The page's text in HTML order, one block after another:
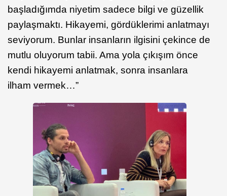
başladığımda niyetim sadece bilgi ve güzellik
paylaşmaktı. Hikayemi, gördüklerimi anlatmayı
seviyorum. Bunlar insanların ilgisini çekince de
mutlu oluyorum tabii. Ama yola çıkışım önce
kendi hikayemi anlatmak, sonra insanlara
ilham vermek…”